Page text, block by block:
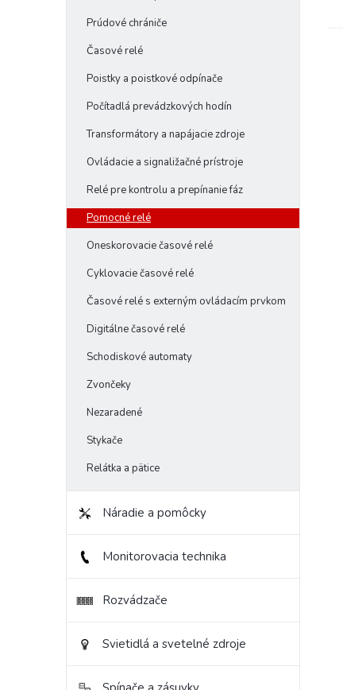
Prúdové chrániče
Časové relé
Poistky a poistkové odpínače
Počítadlá prevádzkových hodín
Transformátory a napájacie zdroje
Ovládacie a signaližačné prístroje
Relé pre kontrolu a prepínanie fáz
Pomocné relé
Oneskorovacie časové relé
Cyklovacie časové relé
Časové relé s externým ovládacím prvkom
Digitálne časové relé
Schodiskové automaty
Zvončeky
Nezaradené
Stykače
Relátka a pätice
Náradie a pomôcky
Monitorovacia technika
Rozvádzače
Svietidlá a svetelné zdroje